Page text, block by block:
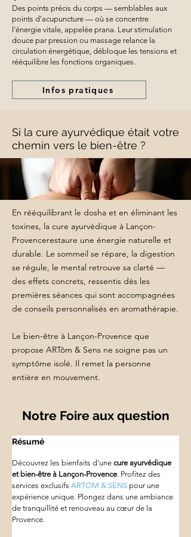
Des points précis du corps — semblables aux
points d'acupuncture — où se concentre
l'énergie vitale, appelée prana. Leur stimulation
douce par pression ou massage relance la
circulation énergétique, débloque les tensions et
rééquilibre les fonctions organiques.
Infos pratiques
Si la cure ayurvédique était votre
chemin vers le bien-être ?
En rééquilibrant le dosha et en éliminant les
toxines, la cure ayurvédique à Lançon-
Provencerestaure une énergie naturelle et
durable. Le sommeil se répare, la digestion
se régule, le mental retrouve sa clarté —
des effets concrets, ressentis dès les
premières séances qui sont accompagnées
de conseils personnalisés en aromathérapie.
Le bien-être à Lançon-Provence que
propose ARTôm & Sens ne soigne pas un
symptôme isolé. Il remet la personne
entière en mouvement.
Notre Foire aux question
Résumé
Découvrez les bienfaits d'une cure ayurvédique
et bien-être à Lançon-Provence. Profitez des
services exclusifs ARTOM & SENS pour une
expérience unique. Plongez dans une ambiance
de tranquillité et renouveau au cœur de la
Provence.